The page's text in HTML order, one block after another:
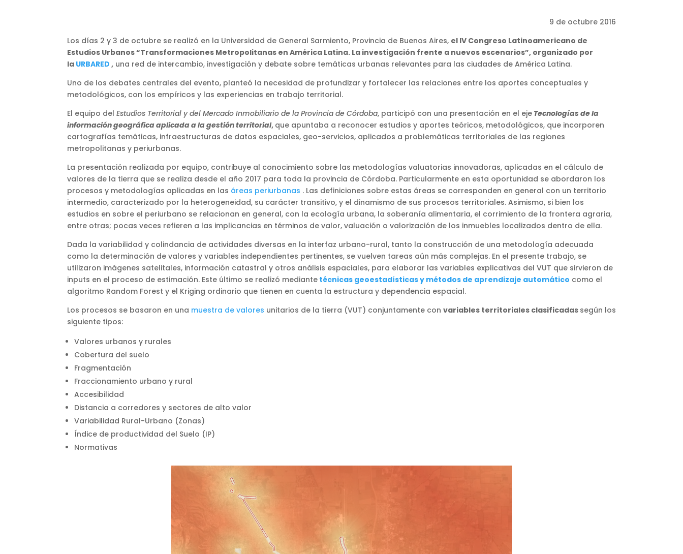
9 de octubre 2016
Los días 2 y 3 de octubre se realizó en la Universidad de General Sarmiento, Provincia de Buenos Aires, el IV Congreso Latinoamericano de
Estudios Urbanos “Transformaciones Metropolitanas en América Latina. La investigación frente a nuevos escenarios”, organizado por
la URBARED , una red de intercambio, investigación y debate sobre temáticas urbanas relevantes para las ciudades de América Latina.
Uno de los debates centrales del evento, planteó la necesidad de profundizar y fortalecer las relaciones entre los aportes conceptuales y
metodológicos, con los empíricos y las experiencias en trabajo territorial.
El equipo del Estudios Territorial y del Mercado Inmobiliario de la Provincia de Córdoba, participó con una presentación en el eje Tecnologías de la
información geográfica aplicada a la gestión territorial, que apuntaba a reconocer estudios y aportes teóricos, metodológicos, que incorporen
cartografías temáticas, infraestructuras de datos espaciales, geo-servicios, aplicados a problemáticas territoriales de las regiones
metropolitanas y periurbanas.
La presentación realizada por equipo, contribuye al conocimiento sobre las metodologías valuatorias innovadoras, aplicadas en el cálculo de
valores de la tierra que se realiza desde el año 2017 para toda la provincia de Córdoba. Particularmente en esta oportunidad se abordaron los
procesos y metodologías aplicadas en las áreas periurbanas . Las definiciones sobre estas áreas se corresponden en general con un territorio
intermedio, caracterizado por la heterogeneidad, su carácter transitivo, y el dinamismo de sus procesos territoriales. Asimismo, si bien los
estudios en sobre el periurbano se relacionan en general, con la ecología urbana, la soberanía alimentaria, el corrimiento de la frontera agraria,
entre otras; pocas veces refieren a las implicancias en términos de valor, valuación o valorización de los inmuebles localizados dentro de ella.
Dada la variabilidad y colindancia de actividades diversas en la interfaz urbano-rural, tanto la construcción de una metodología adecuada
como la determinación de valores y variables independientes pertinentes, se vuelven tareas aún más complejas. En el presente trabajo, se
utilizaron imágenes satelitales, información catastral y otros análisis espaciales, para elaborar las variables explicativas del VUT que sirvieron de
inputs en el proceso de estimación. Este último se realizó mediante técnicas geoestadísticas y métodos de aprendizaje automático como el
algoritmo Random Forest y el Kriging ordinario que tienen en cuenta la estructura y dependencia espacial.
Los procesos se basaron en una muestra de valores unitarios de la tierra (VUT) conjuntamente con variables territoriales clasificadas según los
siguiente tipos:
Valores urbanos y rurales
Cobertura del suelo
Fragmentación
Fraccionamiento urbano y rural
Accesibilidad
Distancia a corredores y sectores de alto valor
Variabilidad Rural-Urbano (Zonas)
Índice de productividad del Suelo (IP)
Normativas